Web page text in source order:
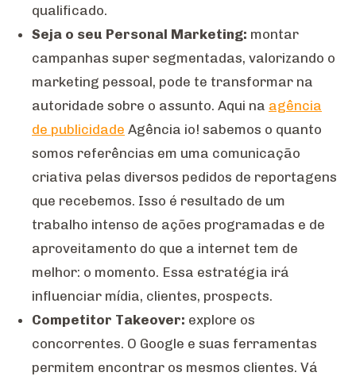
qualificado.
Seja o seu Personal Marketing: montar
campanhas super segmentadas, valorizando o
marketing pessoal, pode te transformar na
autoridade sobre o assunto. Aqui na agência
de publicidade Agência io! sabemos o quanto
somos referências em uma comunicação
criativa pelas diversos pedidos de reportagens
que recebemos. Isso é resultado de um
trabalho intenso de ações programadas e de
aproveitamento do que a internet tem de
melhor: o momento. Essa estratégia irá
influenciar mídia, clientes, prospects.
Competitor Takeover: explore os
concorrentes. O Google e suas ferramentas
permitem encontrar os mesmos clientes. Vá